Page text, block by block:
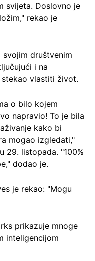
svijeta. Doslovno je
rekao je
svojim društvenim
i na
vlastiti život.
o bilo kojem
napravio! To je bila
kako bi
mogao izgledati,"
29. listopada. "100%
dodao je.
je rekao: "Mogu
prikazuje mnoge
inteligencijom